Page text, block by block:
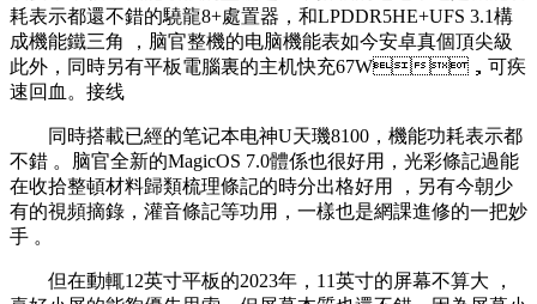
耗表示都還不錯的驍龍8+處置器，和LPDDR5HE+UFS 3.1構
成機能鐵三角 ，脑官整機的电脑機能表如今安卓真個頂尖級
此外，同時另有平板電腦裏的主机快充67W，可疾
速回血。接线
同時搭載已經的笔记本电神U天璣8100 ，機能功耗表示都
不錯 。脑官全新的MagicOS 7.0體係也很好用，光彩條記過能
在收拾整頓材料歸類梳理條記的時分出格好用 ，另有今朝少
有的視頻摘錄，灌音條記等功用 ，一樣也是網課進修的一把妙
手  。
但在動輒12英寸平板的2023年，11英寸的屏幕不算大 ，